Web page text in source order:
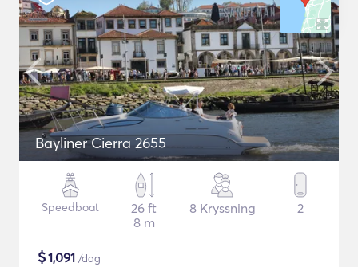
Bayliner Cierra 2655
Speedboat
26 ft
8 m
8 Kryssning 2
$1,091 /dag